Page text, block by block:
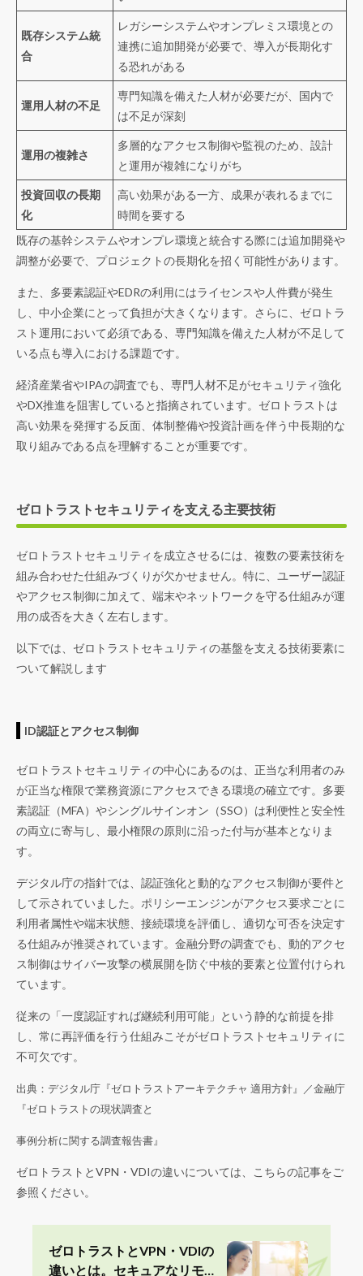
既存システム統
合
レガシーシステムやオンプレミス環境との
連携に追加開発が必要で、導入が長期化す
る恐れがある
運用人材の不足
専門知識を備えた人材が必要だが、国内で
は不足が深刻
運用の複雑さ
多層的なアクセス制御や監視のため、設計
と運用が複雑になりがち
投資回収の長期
化
高い効果がある一方、成果が表れるまでに
時間を要する
既存の基幹システムやオンプレ環境と統合する際には追加開発や
調整が必要で、プロジェクトの長期化を招く可能性があります。
また、多要素認証やEDRの利用にはライセンスや人件費が発生
し、中小企業にとって負担が大きくなります。さらに、ゼロトラ
スト運用において必須である、専門知識を備えた人材が不足して
いる点も導入における課題です。
経済産業省やIPAの調査でも、専門人材不足がセキュリティ強化
やDX推進を阻害していると指摘されています。ゼロトラストは
高い効果を発揮する反面、体制整備や投資計画を伴う中長期的な
取り組みである点を理解することが重要です。
ゼロトラストセキュリティを支える主要技術
ゼロトラストセキュリティを成立させるには、複数の要素技術を
組み合わせた仕組みづくりが欠かせません。特に、ユーザー認証
やアクセス制御に加えて、端末やネットワークを守る仕組みが運
用の成否を大きく左右します。
以下では、ゼロトラストセキュリティの基盤を支える技術要素に
ついて解説します
ID認証とアクセス制御
ゼロトラストセキュリティの中心にあるのは、正当な利用者のみ
が正当な権限で業務資源にアクセスできる環境の確立です。多要
素認証（MFA）やシングルサインオン（SSO）は利便性と安全性
の両立に寄与し、最小権限の原則に沿った付与が基本となりま
す。
デジタル庁の指針では、認証強化と動的なアクセス制御が要件と
して示されていました。ポリシーエンジンがアクセス要求ごとに
利用者属性や端末状態、接続環境を評価し、適切な可否を決定す
る仕組みが推奨されています。金融分野の調査でも、動的アクセ
ス制御はサイバー攻撃の横展開を防ぐ中核的要素と位置付けられ
ています。
従来の「一度認証すれば継続利用可能」という静的な前提を排
し、常に再評価を行う仕組みこそがゼロトラストセキュリティに
不可欠です。
出典：デジタル庁『ゼロトラストアーキテクチャ 適用方針』／金融庁
『ゼロトラストの現状調査と
事例分析に関する調査報告書』
ゼロトラストとVPN・VDIの違いについては、こちらの記事をご
参照ください。
ゼロトラストとVPN・VDIの
違いとは。セキュアなリモ